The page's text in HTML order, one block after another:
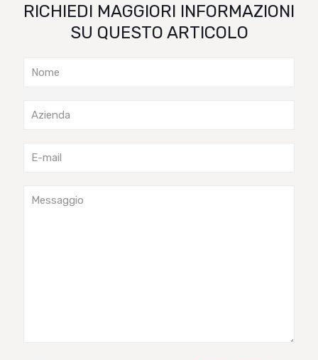
RICHIEDI MAGGIORI INFORMAZIONI
SU QUESTO ARTICOLO